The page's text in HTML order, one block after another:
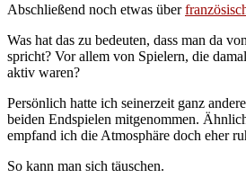
Abschließend noch etwas über
Was hat das zu bedeuten, dass man da
spricht? Vor allem von Spielern, die
aktiv waren?
Persönlich hatte ich seinerzeit ganz
beiden Endspielen mitgenommen.
empfand ich die Atmosphäre doch eher
So kann man sich täuschen.